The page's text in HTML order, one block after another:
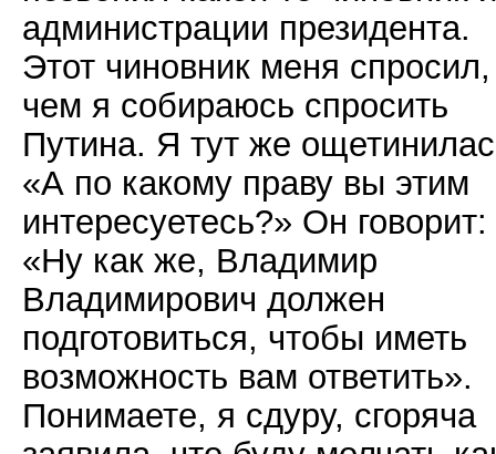
администрации президента.
Этот чиновник меня
чем я собираюсь спросить
Путина. Я тут же
«А по какому праву вы этим
интересуетесь?» Он говорит:
«Ну как же, Владимир
Владимирович должен
подготовиться, чтобы иметь
возможность вам ответить».
Понимаете, я сдуру, сгоряча